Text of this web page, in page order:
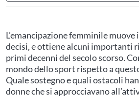
L’emancipazione femminile muove
decisi, e ottiene alcuni importanti
primi decenni del secolo scorso.
mondo dello sport rispetto a
Quale sostegno e quali ostacoli
donne che si approcciavano